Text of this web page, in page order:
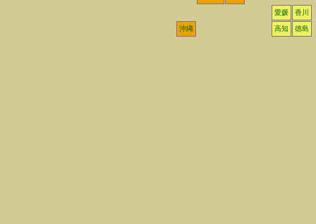
愛媛 香川
沖縄 高知 徳島